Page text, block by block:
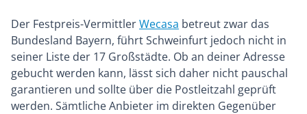
Der Festpreis-VermittlerWecasa betreut zwar das
Bundesland Bayern, führt Schweinfurt jedoch nicht in
seiner Liste der 17 Großstädte. Ob an deiner Adresse
gebucht werden kann, lässt sich daher nicht pauschal
garantieren und sollte über die Postleitzahl geprüft
werden. Sämtliche Anbieter im direkten Gegenüber